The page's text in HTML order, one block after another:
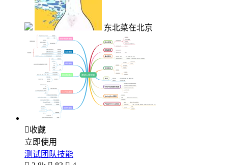
东北菜在北京
收藏
立即使用
测试团队技能